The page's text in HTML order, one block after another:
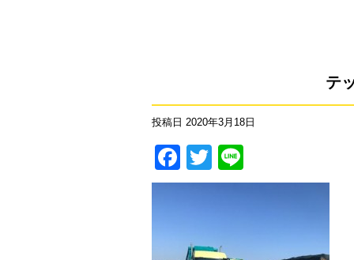
テ
投稿日 2020年3月18日
Facebook
Twitter